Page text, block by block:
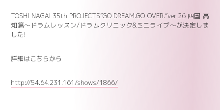
TOSHI NAGAI 35th PROJECTS”GO DREAM.GO OVER.”ver.26 四国 高
知篇～ドラムレッスン/ドラムクリニック&ミニライブ～が決定しま
した!
詳細はこちらから
http://54.64.231.161/shows/1866/